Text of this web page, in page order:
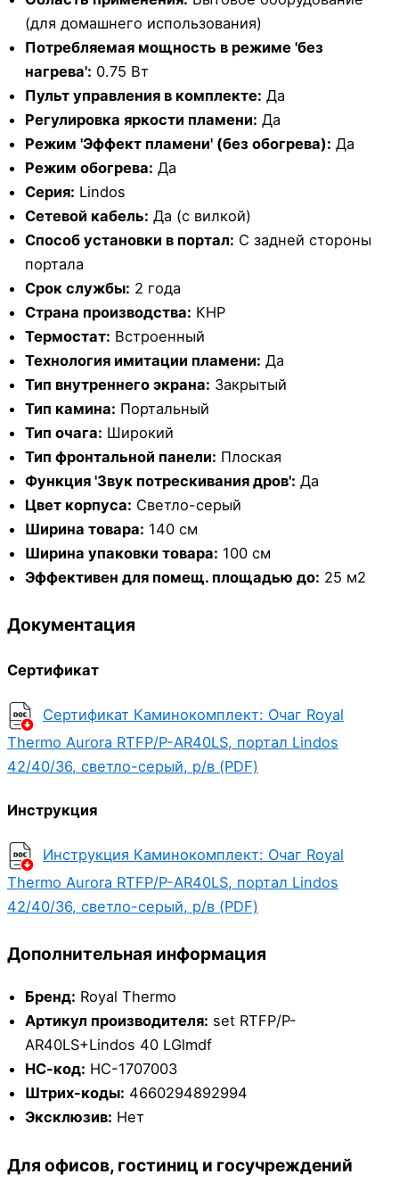
(для домашнего использования)
Потребляемая мощность в режиме 'без
нагрева': 0.75 Вт
Пульт управления в комплекте: Да
Регулировка яркости пламени: Да
Режим 'Эффект пламени' (без обогрева): Да
Режим обогрева: Да
Серия: Lindos
Сетевой кабель: Да (с вилкой)
Способ установки в портал: С задней стороны
портала
Срок службы: 2 года
Страна производства: КНР
Термостат: Встроенный
Технология имитации пламени: Да
Тип внутреннего экрана: Закрытый
Тип камина: Портальный
Тип очага: Широкий
Тип фронтальной панели: Плоская
Функция 'Звук потрескивания дров': Да
Цвет корпуса: Cветло-серый
Ширина товара: 140 см
Ширина упаковки товара: 100 см
Эффективен для помещ. площадью до: 25 м2
Документация
Сертификат
Сертификат Каминокомплект: Очаг Royal
Thermo Aurora RTFP/P-AR40LS, портал Lindos
42/40/36, светло-серый, р/в (PDF)
Инструкция
Инструкция Каминокомплект: Очаг Royal
Thermo Aurora RTFP/P-AR40LS, портал Lindos
42/40/36, светло-серый, р/в (PDF)
Дополнительная информация
Бренд: Royal Thermo
Артикул производителя: set RTFP/P-
AR40LS+Lindos 40 LGlmdf
НС-код: НС-1707003
Штрих-коды: 4660294892994
Эксклюзив: Нет
Для офисов, гостиниц и госучреждений